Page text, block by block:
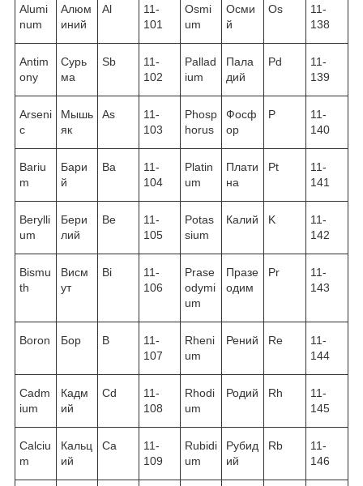
Alumi
num
Алюм
иний
Al
11-
101
Osmi
um
Осми
й
Os
11-
138
Antim
ony
Сурь
ма
Sb
11-
102
Pallad
ium
Пала
дий
Pd
11-
139
Arseni
c
Мышь
як
As
11-
103
Phosp
horus
Фосф
ор
P
11-
140
Bariu
m
Бари
й
Ba
11-
104
Platin
um
Плати
на
Pt
11-
141
Berylli
um
Бери
лий
Be
11-
105
Potas
sium
Калий K
11-
142
Bismu
th
Висм
ут
Bi
11-
106
Prase
odymi
um
Празе
одим
Pr
11-
143
Boron Бор B
11-
107
Rheni
um
Рений Re
11-
144
Cadm
ium
Кадм
ий
Cd
11-
108
Rhodi
um
Родий Rh
11-
145
Calciu
m
Кальц
ий
Ca
11-
109
Rubidi
um
Рубид
ий
Rb
11-
146